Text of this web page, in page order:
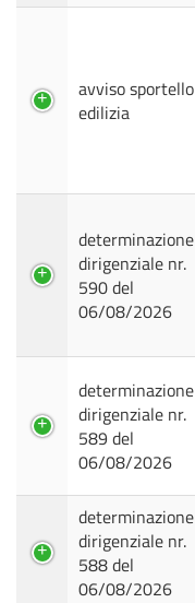
avviso sportello
edilizia
determinazione
dirigenziale nr.
590 del
06/08/2026
determinazione
dirigenziale nr.
589 del
06/08/2026
determinazione
dirigenziale nr.
588 del
06/08/2026